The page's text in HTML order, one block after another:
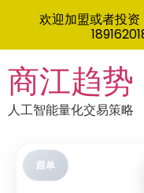
to
content
商江趋势
人工智能量化交易策略
跟单
欢迎加盟或者投